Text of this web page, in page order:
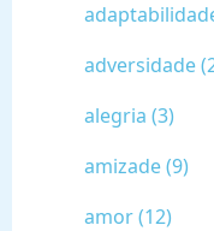
adversidade
alegria (3)
amizade (9)
amor (12)